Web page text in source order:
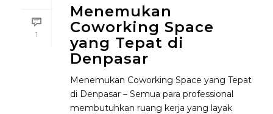
1
Menemukan
Coworking Space
yang Tepat di
Denpasar
Menemukan Coworking Space yang Tepat
di Denpasar – Semua para professional
membutuhkan ruang kerja yang layak